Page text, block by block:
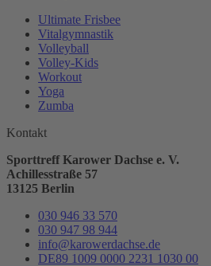
Ultimate Frisbee
Vitalgymnastik
Volleyball
Volley-Kids
Workout
Yoga
Zumba
Kontakt
Sporttreff Karower Dachse e. V.
Achillesstraße 57
13125 Berlin
030 946 33 570
030 947 98 944
info@karowerdachse.de
DE89 1009 0000 2231 1030 00